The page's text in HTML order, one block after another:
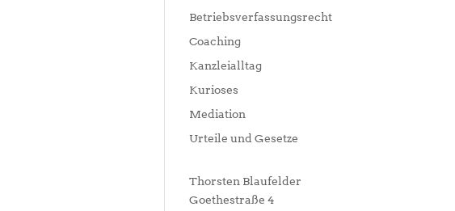
Betriebsverfassungsrecht
Coaching
Kanzleialltag
Kurioses
Mediation
Urteile und Gesetze
Thorsten Blaufelder
Goethestraße 4